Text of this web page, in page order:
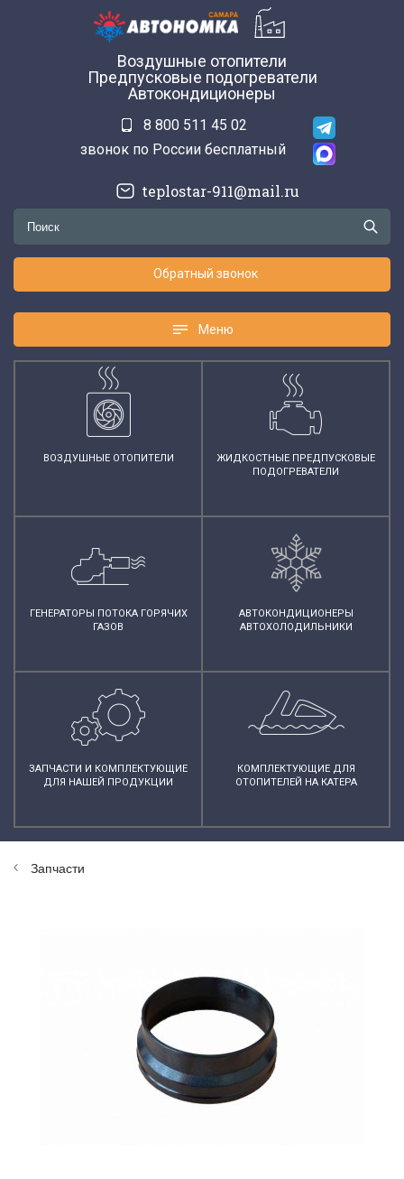
Воздушные отопители
Предпусковые подогреватели
Автокондиционеры
8 800 511 45 02
звонок по России бесплатный
Обратный звонок
teplostar-911@mail.ru
Меню
Меню
ВОЗДУШНЫЕ ОТОПИТЕЛИ
ЖИДКОСТНЫЕ ПРЕДПУСКОВЫЕ
ПОДОГРЕВАТЕЛИ
ГЕНЕРАТОРЫ ПОТОКА ГОРЯЧИХ
ГАЗОВ
АВТОКОНДИЦИОНЕРЫ
АВТОХОЛОДИЛЬНИКИ
ЗАПЧАСТИ И КОМПЛЕКТУЮЩИЕ
ДЛЯ НАШЕЙ ПРОДУКЦИИ
КОМПЛЕКТУЮЩИЕ ДЛЯ
ОТОПИТЕЛЕЙ НА КАТЕРА
Запчасти